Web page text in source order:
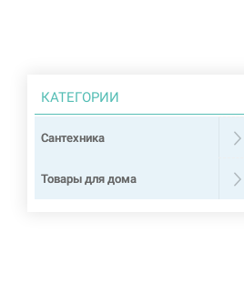
КАТЕГОРИИ
Сантехника
Товары для дома